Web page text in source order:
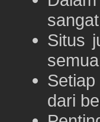
Situs
dari